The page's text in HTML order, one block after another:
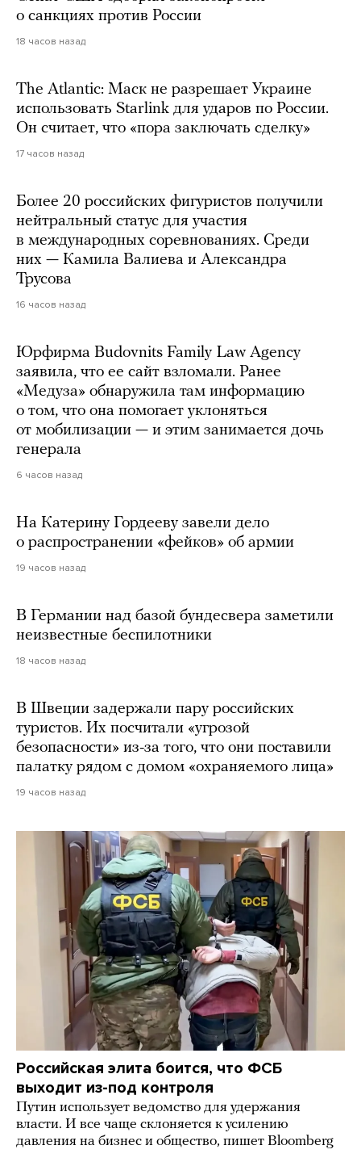
о санкциях против России
18 часов назад
The Atlantic: Маск не разрешает Украине
использовать Starlink для ударов по России.
Он считает, что «пора заключать сделку»
17 часов назад
Более 20 российских фигуристов получили
нейтральный статус для участия
в международных соревнованиях. Среди
них — Камила Валиева и Александра
Трусова
16 часов назад
Юрфирма Budovnits Family Law Agency
заявила, что ее сайт взломали. Ранее
«Медуза» обнаружила там информацию
о том, что она помогает уклоняться
от мобилизации — и этим занимается дочь
генерала
6 часов назад
На Катерину Гордееву завели дело
о распространении «фейков» об армии
19 часов назад
В Германии над базой бундесвера заметили
неизвестные беспилотники
18 часов назад
В Швеции задержали пару российских
туристов. Их посчитали «угрозой
безопасности» из-за того, что они поставили
палатку рядом с домом «охраняемого лица»
19 часов назад
Российская элита боится, что ФСБ
выходит из-под контроля
Путин использует ведомство для удержания
власти. И все чаще склоняется к усилению
давления на бизнес и общество, пишет Bloomberg